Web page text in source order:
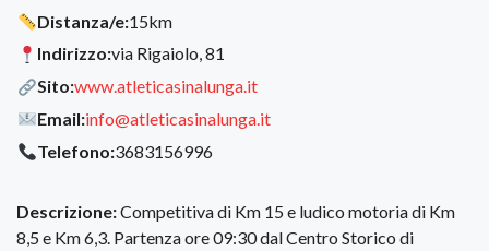
Distanza/e:15km
Indirizzo:via Rigaiolo, 81
Sito:www.atleticasinalunga.it
Email:info@atleticasinalunga.it
Telefono:3683156996
Descrizione:Competitiva di Km 15 e ludico motoria di Km
8,5 e Km 6,3. Partenza ore 09:30 dal Centro Storico di